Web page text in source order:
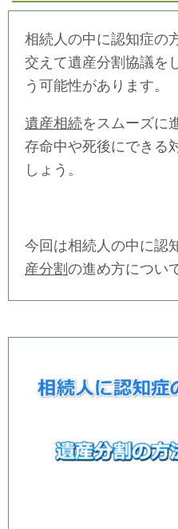
相続人の中に認知症の
交えて遺産分割協議を
う可能性があります。
遺産相続をスムーズに
存命中や死後にできる
しょう。
今回は相続人の中に認
産分割の進め方につい